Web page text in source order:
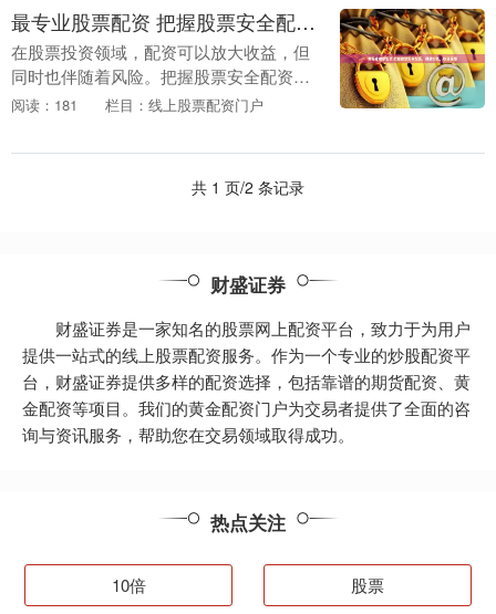
最专业股票配资 把握股票安全配资，稳健投资，收益倍增
在股票投资领域，配资可以放大收益，但
同时也伴随着风险。把握股票安全配资，
是稳健投资最专业股票配资，收益倍增的
意味着投资者....
阅读：181 栏目：线上股票配资门户
共 1 页/2 条记录
财盛证券
财盛证券是一家知名的股票网上配资平台，致力于为用户
提供一站式的线上股票配资服务。作为一个专业的炒股配资平
台，财盛证券提供多样的配资选择，包括靠谱的期货配资、黄
金配资等项目。我们的黄金配资门户为交易者提供了全面的咨
询与资讯服务，帮助您在交易领域取得成功。
热点关注
10倍 股票